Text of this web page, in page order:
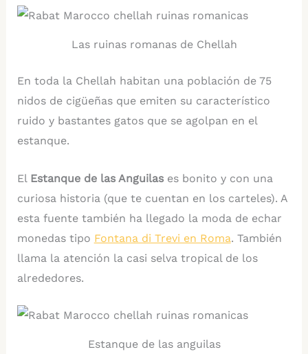
Las ruinas romanas de Chellah
En toda la Chellah habitan una población de 75
nidos de cigüeñas que emiten su característico
ruido y bastantes gatos que se agolpan en el
estanque.
El Estanque de las Anguilas es bonito y con una
curiosa historia (que te cuentan en los carteles). A
esta fuente también ha llegado la moda de echar
monedas tipo Fontana di Trevi en Roma. También
llama la atención la casi selva tropical de los
alrededores.
Estanque de las anguilas